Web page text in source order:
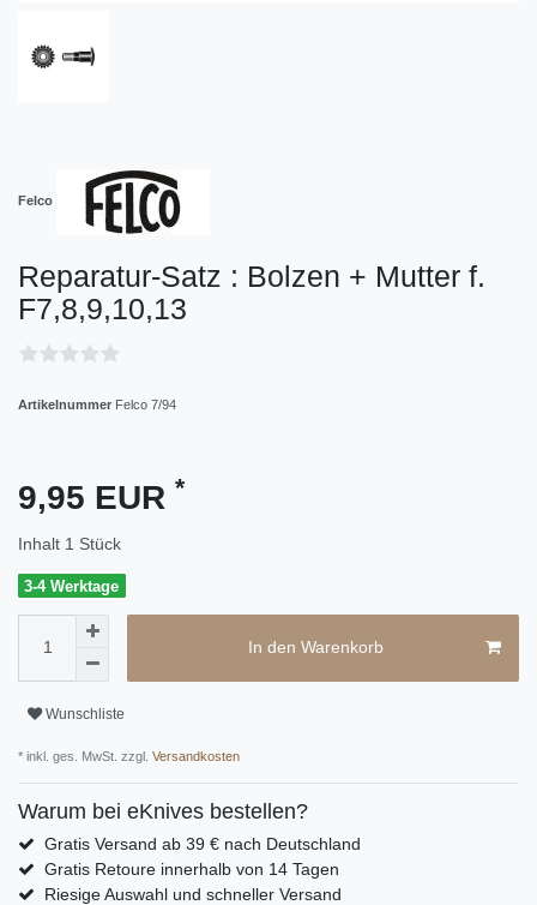
Felco
Reparatur-Satz : Bolzen + Mutter f.
F7,8,9,10,13
Artikelnummer Felco 7/94
9,95 EUR *
Inhalt 1 Stück
3-4 Werktage
In den Warenkorb
Wunschliste
* inkl. ges. MwSt. zzgl. Versandkosten
Warum bei eKnives bestellen?
Gratis Versand ab 39 € nach Deutschland
Gratis Retoure innerhalb von 14 Tagen
Riesige Auswahl und schneller Versand